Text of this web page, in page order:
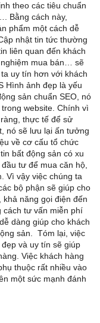
theo các tiêu chuẩn
Bằng cách này,
phẩm một cách dễ
nhật tin tức thường
liên quan đến khách
mua bán… sẽ
uy tín hơn với khách
Hình ảnh đẹp là yếu
sản chuẩn SEO, nó
website. Chính vì
thực tế để sử
nó sẽ lưu lại ấn tưởng
về cơ cấu tổ chức
bất động sản có xu
tư để mua căn hộ,
Vì vậy việc chúng ta
bộ phận sẽ giúp cho
năng gọi điện đến
cách tư vấn miễn phí
dàng giúp cho khách
sản. Tóm lại, việc
và uy tín sẽ giúp
Việc khách hàng
thuộc rất nhiều vào
một sức mạnh đánh